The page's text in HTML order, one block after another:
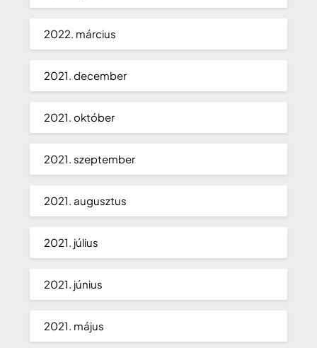
2022. március
2021. december
2021. október
2021. szeptember
2021. augusztus
2021. július
2021. június
2021. május